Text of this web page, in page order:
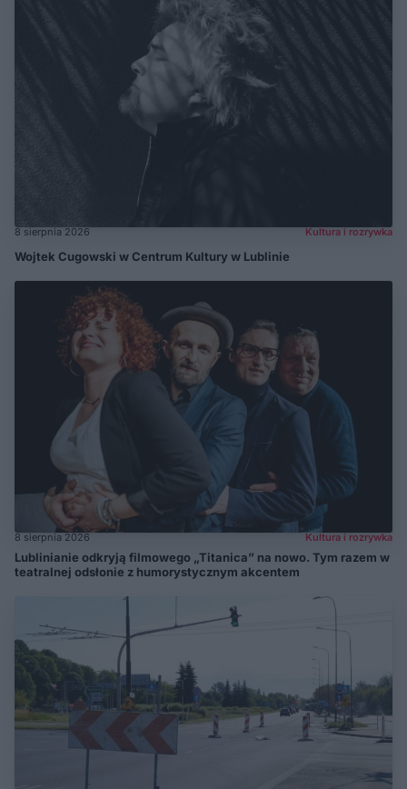
8 sierpnia 2026 Kultura i rozrywka
Wojtek Cugowski w Centrum Kultury w Lublinie
8 sierpnia 2026 Kultura i rozrywka
Lublinianie odkryją filmowego „Titanica” na nowo. Tym razem w
teatralnej odsłonie z humorystycznym akcentem